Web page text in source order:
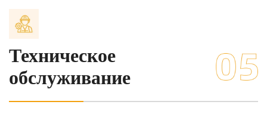
Техническое
обслуживание